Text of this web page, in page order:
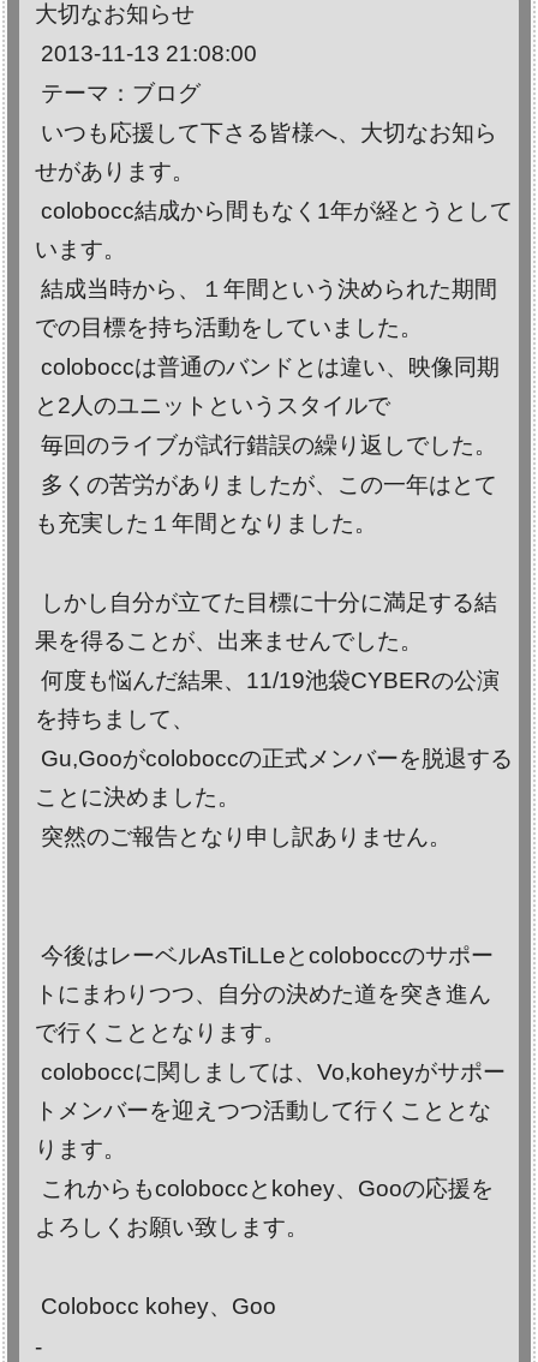
大切なお知らせ
2013-11-13 21:08:00
テーマ：ブログ
いつも応援して下さる皆様へ、大切なお知ら
せがあります。
colobocc結成から間もなく1年が経とうとして
います。
結成当時から、１年間という決められた期間
での目標を持ち活動をしていました。
coloboccは普通のバンドとは違い、映像同期
と2人のユニットというスタイルで
毎回のライブが試行錯誤の繰り返しでした。
多くの苦労がありましたが、この一年はとて
も充実した１年間となりました。
しかし自分が立てた目標に十分に満足する結
果を得ることが、出来ませんでした。
何度も悩んだ結果、11/19池袋CYBERの公演
を持ちまして、
Gu,Gooがcoloboccの正式メンバーを脱退する
ことに決めました。
突然のご報告となり申し訳ありません。
今後はレーベルAsTiLLeとcoloboccのサポー
トにまわりつつ、自分の決めた道を突き進ん
で行くこととなります。
coloboccに関しましては、Vo,koheyがサポー
トメンバーを迎えつつ活動して行くこととな
ります。
これからもcoloboccとkohey、Gooの応援を
よろしくお願い致します。
Colobocc kohey、Goo
-